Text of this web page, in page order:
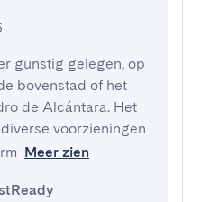
gunstig gelegen, op
bovenstad of het
de Alcántara. Het
voorzieningen
Meer zien